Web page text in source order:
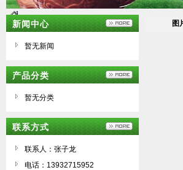
新闻中心
暂无新闻
产品分类
暂无分类
联系方式
联系人：张子龙
电话：13932715952
图